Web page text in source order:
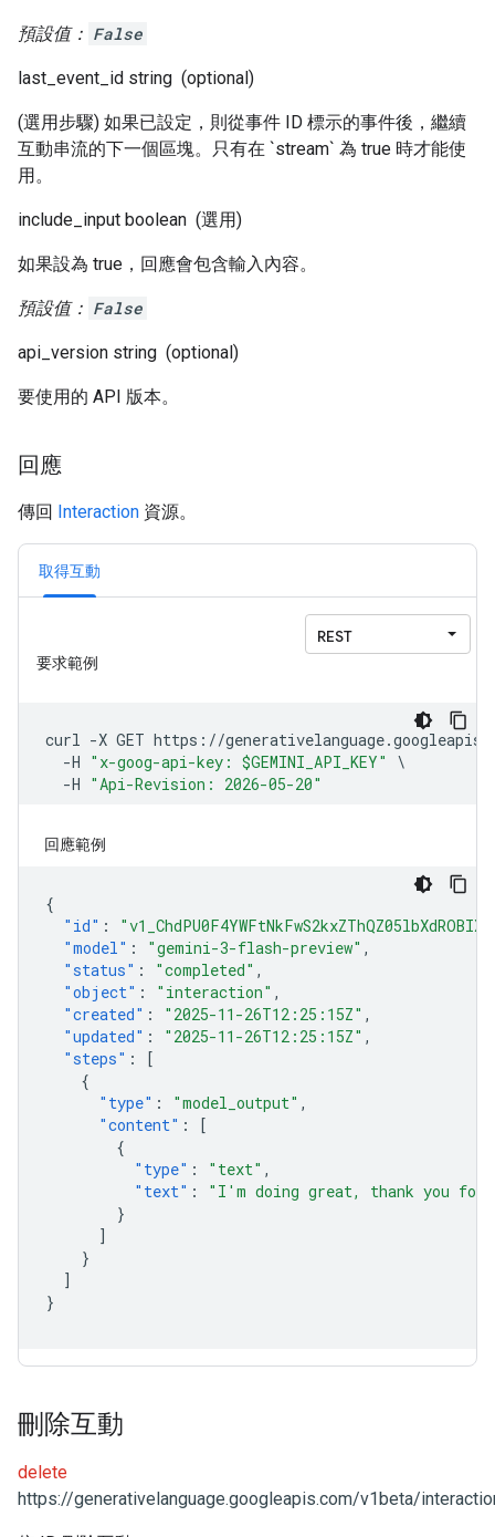
預設值： False
last_event_id string (optional)
(選用步驟) 如果已設定，則從事件 ID 標示的事件後，繼續
互動串流的下一個區塊。只有在 `stream` 為 true 時才能使
用。
include_input boolean (選用)
如果設為 true，回應會包含輸入內容。
預設值： False
api_version string (optional)
要使用的 API 版本。
回應
傳回 Interaction 資源。
取得互動
回應範例
{
"id" :
"model" : "gemini-3-flash-preview" ,
"status" : "completed" ,
"object" : "interaction" ,
"created" : "2025-11-26T12:25:15Z" ,
"updated" : "2025-11-26T12:25:15Z" ,
"steps" :
[
{
"type" : "model_output" ,
"content" :
[
{
"type" : "text" ,
"text" :
"I'm doing great, thank you for
}
]
}
]
}
刪除互動
delete
https://generativelanguage.googleapis.com/v1beta/